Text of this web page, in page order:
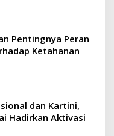
Pentingnya Peran
Ketahanan
dan Kartini,
Hadirkan Aktivasi